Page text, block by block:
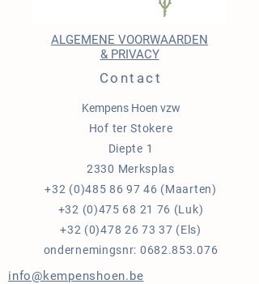
ALGEMENE VOORWAARDEN
& PRIVACY
Contact
Kempens Hoen vzw
Hof ter Stokere
Diepte 1
2330 Merksplas
+32 (0)485 86 97 46 (Maarten)
+32 (0)475 68 21 76 (Luk)
+32 (0)478 26 73 37 (Els)
ondernemingsnr: 0682.853.076
info@kempenshoen.be